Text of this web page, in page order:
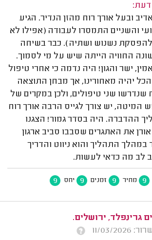
דעת:
ובעל אורך רוח מהזן הנדיר. הגיע
והשניים התמסרו לעבודה (אפילו לא
להפסקת נשנוש ושתיה). כבר בשיחה
החוויה הייתה שיש על מי לסמוך.
ישר והגון! היה נדמה כי אחרי טיפול
יהיה מאחורינו, אך מבחן התוצאה
שנדרשו שני טיפולים, ולכן במקרים של
המיטה, יש צורך לגייס הרבה אורך רוח
ההדברה. היה בסדר גמור! הצגנו
אורן את האתגרים שסבבו סביב ארגון
במהלך התהליך והוא ניווט והדריך
לב מה כדאי לעשות.
9 מחיר 9 זמנים 9 יחס 9
גרינפלד, ירושלים.
11/03/2026